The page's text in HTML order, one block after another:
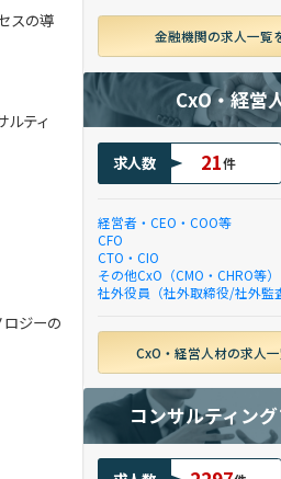
スの導
ルティ
ジーの
金融機関の求人一覧
CxO・経営
求人数 21件
経営者・CEO・COO等
CFO
CTO・CIO
その他CxO（CMO・CHRO等）
社外役員（社外取締役/社外監
CxO・経営人材の求人
コンサルティン